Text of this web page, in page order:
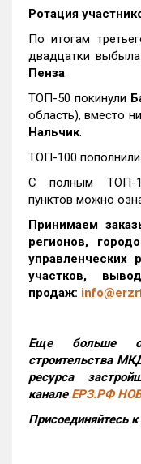
Ротация
По итогам
двадцатки выбыла
Пенза.
ТОП-50 покинули
область), вместо
Нальчик.
ТОП-100 пополнили
С полным ТОП-
пунктов можно
Принимаем
регионов,
управленческих
участков,
продаж:
Еще больше
строительства
ресурса
канале ЕРЗ.РФ
Присоединяйтесь